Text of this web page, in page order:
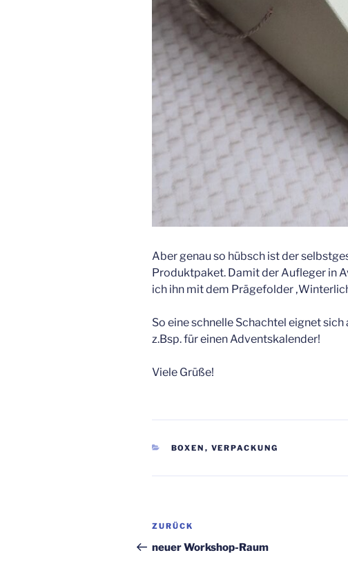
Aber genau so hübsch ist der
Produktpaket. Damit der Aufleger in
ich ihn mit dem Prägefolder
So eine schnelle Schachtel eignet
z.Bsp. für einen Adventskalender!
Viele Grüße!
KATEGORIEN
BOXEN , VERPACKUNG
Beitragsnavigation
Vorheriger
Beitrag
ZURÜCK
neuer Workshop-Raum